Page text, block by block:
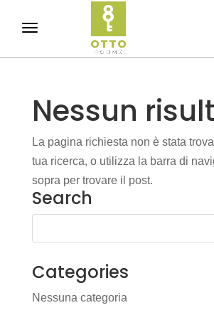
Nessun
La pagina richiesta non è stata
tua ricerca, o utilizza la barra di
sopra per trovare il post.
Search
Categories
Nessuna categoria